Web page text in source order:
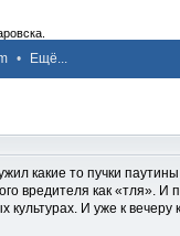
• Ещё...
какие то пучки
вредителя как
И уже к вечеру